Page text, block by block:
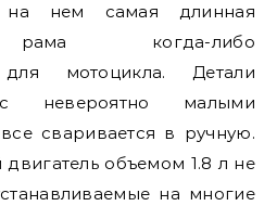
нем самая длинная
рама когда-либо
для мотоцикла. Детали
с невероятно малыми
сваривается в ручную.
объемом 1.8 л не
на многие